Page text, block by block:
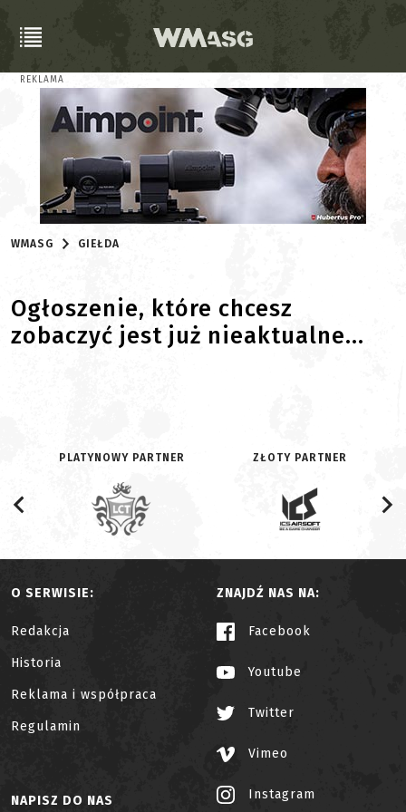
REKLAMA
WMASG GIEŁDA
Ogłoszenie, które chcesz
zobaczyć jest już nieaktualne...
PLATYNOWY PARTNER ZŁOTY PARTNER
O SERWISIE:
Redakcja
Historia
Reklama i współpraca
Regulamin
ZNAJDŹ NAS NA:
Facebook
Youtube
Twitter
Vimeo
Instagram
NAPISZ DO NAS